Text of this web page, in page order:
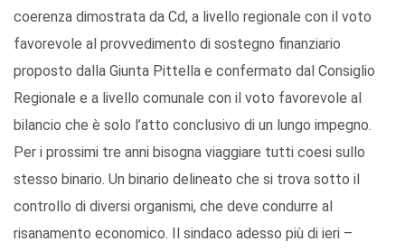
coerenza dimostrata da Cd, a livello regionale con il voto
favorevole al provvedimento di sostegno finanziario
proposto dalla Giunta Pittella e confermato dal Consiglio
Regionale e a livello comunale con il voto favorevole al
bilancio che è solo l’atto conclusivo di un lungo impegno.
Per i prossimi tre anni bisogna viaggiare tutti coesi sullo
stesso binario. Un binario delineato che si trova sotto il
controllo di diversi organismi, che deve condurre al
risanamento economico. Il sindaco adesso più di ieri –